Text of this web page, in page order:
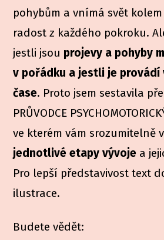
pohybům a vnímá svět kolem
radost z každého pokroku.
jestli jsou projevy a pohyby
v pořádku a jestli je provádí
čase. Proto jsem sestavila
PRŮVODCE
ve kterém vám srozumitelně
jednotlivé etapy vývoje a
Pro lepší představivost text
ilustrace.
Budete vědět: